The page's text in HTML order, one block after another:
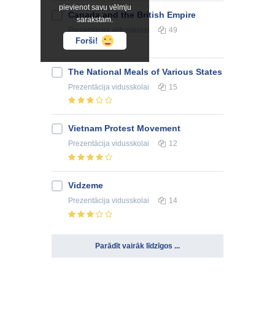
pievienot savu vēlmju
sarakstam.
Forši!
Canada and the British Empire
Prezentācijavidusskolai 49
The National Meals of Various States
Prezentācija vidusskolai 15
Vietnam Protest Movement
Prezentācija vidusskolai 12
Vidzeme
Prezentācija vidusskolai 14
Parādīt vairāk līdzīgos ...